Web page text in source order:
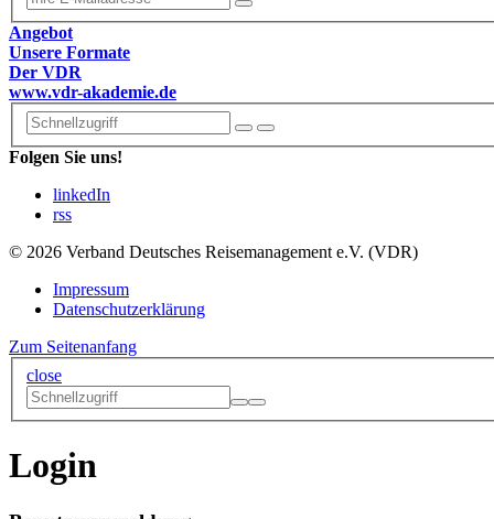
Angebot
Unsere Formate
Der VDR
www.vdr-akademie.de
Folgen Sie uns!
linkedIn
rss
© 2026 Verband Deutsches Reisemanagement e.V. (VDR)
Impressum
Datenschutzerklärung
Zum Seitenanfang
close
Login